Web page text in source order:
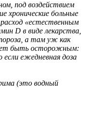
под воздействием
хронические больные
«естественным
D в виде лекарства,
а там уж как
быть осторожным:
если ежедневная доза
(это водный